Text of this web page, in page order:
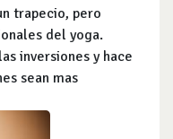
trapecio, pero
del yoga.
inversiones y hace
sean mas